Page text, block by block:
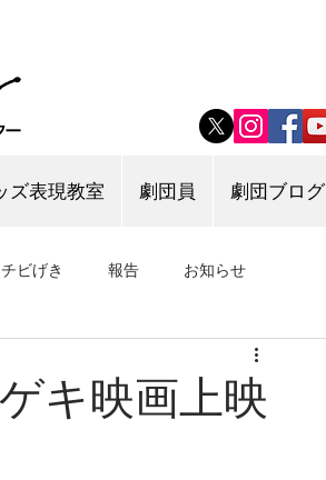
ズ表現教室 劇団員 劇団ブログ
チビげき 報告 お知らせ
キ映画上映